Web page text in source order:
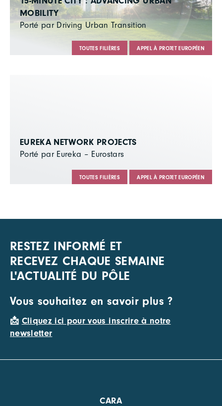
MOBILITY
Porté par Driving Urban Transition
TOUTES FILIÈRES APPEL À PROJET EUROPÉEN
EUREKA NETWORK PROJECTS
Porté par Eureka – Eurostars
TOUTES FILIÈRES APPEL À PROJET EUROPÉEN
RESTEZ INFORMÉ ET
RECEVEZ CHAQUE SEMAINE
L'ACTUALITÉ DU PÔLE
Vous souhaitez en savoir plus ?
📩 Cliquez ici pour vous inscrire à notre
newsletter
CARA